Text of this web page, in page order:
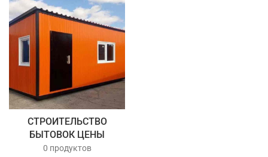
СТРОИТЕЛЬСТВО
БЫТОВОК ЦЕНЫ
0 продуктов